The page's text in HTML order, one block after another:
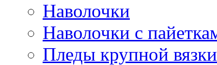
Наволочки
Наволочки с
Пледы крупной вязки